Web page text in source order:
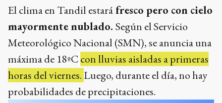
El clima en Tandil estaráfresco pero con cielo
mayormente nublado. Según el Servicio
Meteorológico Nacional (SMN), se anuncia una
máxima de 18ºC con lluvias aisladas a primeras
horas del viernes. Luego, durante el día, no hay
probabilidades de precipitaciones.